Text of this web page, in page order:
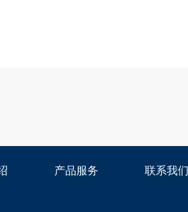
产品服务 联系我们